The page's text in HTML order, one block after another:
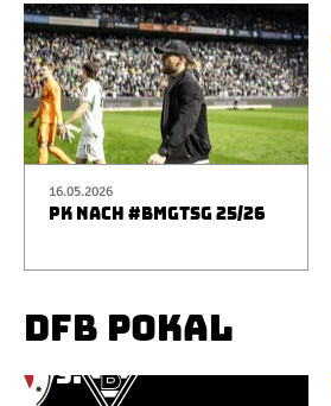
16.05.2026
PK NACH #BMGTSG 25/26
DFB POKAL